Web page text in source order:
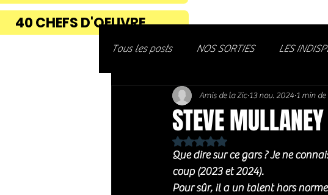
Découvrez des
40 CHEFS D'OEUVRE
Tous les posts NOS SORTIES LES
Soft Rock / Folk Jazz Soul / Funk /
Country / Americana
STEVE
Amis de la Zic 13 nov. 2024 1 min
Noté NaN étoiles sur 5.
Que dire sur ce gars ? Je ne
coup (2023 et 2024).
Pour sûr, il a un talent hors